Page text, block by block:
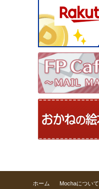
ホーム Mochaについて